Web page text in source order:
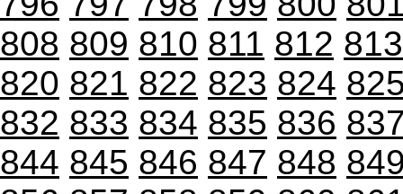
808 809 810 811 812 813
820 821 822 823 824
832 833 834 835 836
844 845 846 847 848